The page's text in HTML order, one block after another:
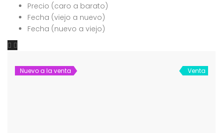
Precio (caro a barato)
Fecha (viejo a nuevo)
Fecha (nuevo a viejo)
Nuevo a la venta Venta